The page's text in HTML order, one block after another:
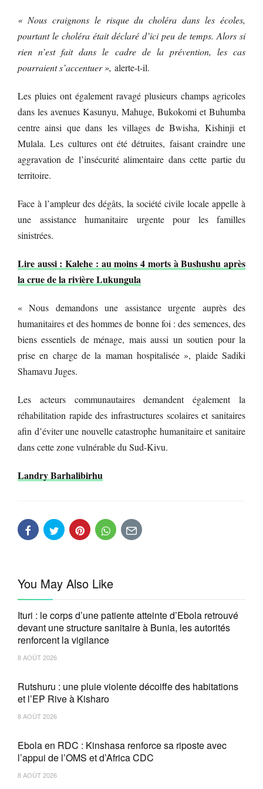
« Nous craignons le risque du choléra dans les écoles,
pourtant le choléra était déclaré d’ici peu de temps. Alors si
rien n’est fait dans le cadre de la prévention, les cas
pourraient s’accentuer », alerte-t-il.
Les pluies ont également ravagé plusieurs champs agricoles
dans les avenues Kasunyu, Mahuge, Bukokomi et Buhumba
centre ainsi que dans les villages de Bwisha, Kishinji et
Mulala. Les cultures ont été détruites, faisant craindre une
aggravation de l’insécurité alimentaire dans cette partie du
territoire.
Face à l’ampleur des dégâts, la société civile locale appelle à
une assistance humanitaire urgente pour les familles
sinistrées.
Lire aussi : Kalehe : au moins 4 morts à Bushushu après
la crue de la rivière Lukungula
« Nous demandons une assistance urgente auprès des
humanitaires et des hommes de bonne foi : des semences, des
biens essentiels de ménage, mais aussi un soutien pour la
prise en charge de la maman hospitalisée », plaide Sadiki
Shamavu Juges.
Les acteurs communautaires demandent également la
réhabilitation rapide des infrastructures scolaires et sanitaires
afin d’éviter une nouvelle catastrophe humanitaire et sanitaire
dans cette zone vulnérable du Sud-Kivu.
Landry Barhalibirhu
You May Also Like
Ituri : le corps d’une patiente atteinte d’Ebola retrouvé
devant une structure sanitaire à Bunia, les autorités
renforcent la vigilance
8 AOÛT 2026
Rutshuru : une pluie violente décoiffe des habitations
et l’EP Rive à Kisharo
8 AOÛT 2026
Ebola en RDC : Kinshasa renforce sa riposte avec
l’appui de l’OMS et d’Africa CDC
8 AOÛT 2026